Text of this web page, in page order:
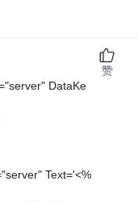
DataKe
Text='<%
赞